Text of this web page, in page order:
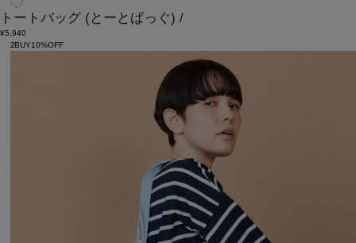
トートバッグ (とーとばっぐ) /
¥5,940
2BUY10%OFF